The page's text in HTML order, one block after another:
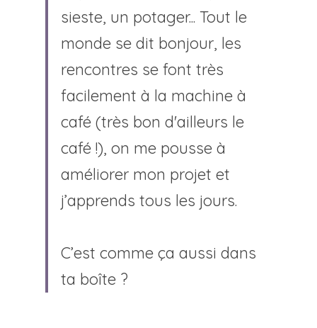
sieste, un potager... Tout le
monde se dit bonjour, les
rencontres se font très
facilement à la machine à
café (très bon d'ailleurs le
café !), on me pousse à
améliorer mon projet et
j’apprends tous les jours.
C’est comme ça aussi dans
ta boîte ?